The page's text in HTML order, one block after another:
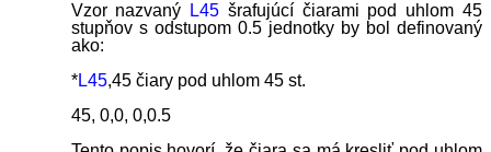
Vzor nazvaný
L45 šrafujúcí čiarami pod uhlom 45
stupňov s odstupom 0.5 jednotky by bol definovaný
ako:
*L45,45 čiary pod uhlom 45 st.
45, 0,0, 0,0.5